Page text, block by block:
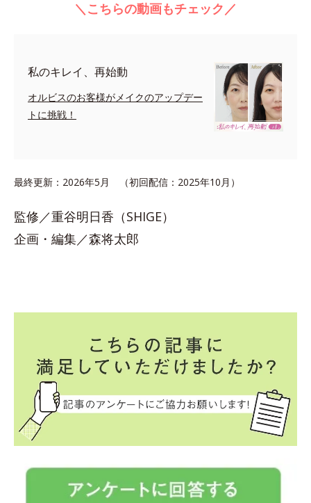
＼こちらの動画もチェック／
私のキレイ、再始動
オルビスのお客様がメイクのアップデー
トに挑戦！
最終更新：2026年5月 （初回配信：2025年10月）
監修／重谷明日香（SHIGE）
企画・編集／森将太郎